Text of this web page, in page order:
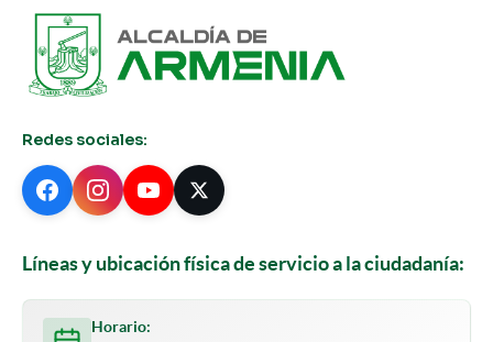
Redes sociales:
Líneas y ubicación física de servicio a la ciudadanía:
Horario: